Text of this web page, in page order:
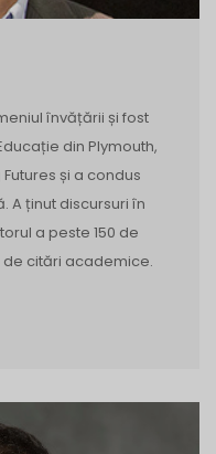
învățării și fost
din Plymouth,
și a condus
A ținut discursuri în
a peste 150 de
de citări academice.